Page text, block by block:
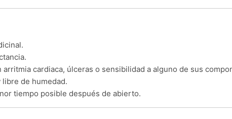
cardiaca, úlceras o sensibilidad a alguno de sus
de humedad.
tiempo posible después de abierto.